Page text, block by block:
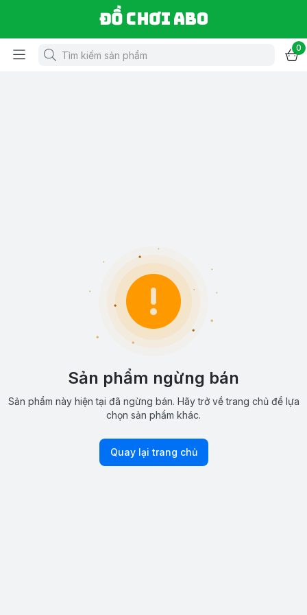
Đồ chơi ABO
0
Sản phẩm ngừng bán
Sản phẩm này hiện tại đã ngừng bán. Hãy trở về trang chủ để lựa
chọn sản phẩm khác.
Quay lại trang chủ